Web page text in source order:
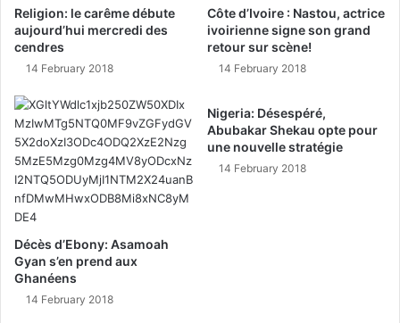
Religion: le carême débute
aujourd’hui mercredi des
cendres
14 February 2018
Côte d’Ivoire : Nastou, actrice
ivoirienne signe son grand
retour sur scène!
14 February 2018
Décès d’Ebony: Asamoah
Gyan s’en prend aux
Ghanéens
14 February 2018
Nigeria: Désespéré,
Abubakar Shekau opte pour
une nouvelle stratégie
14 February 2018